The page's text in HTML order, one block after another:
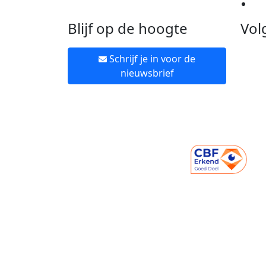
Blijf op de hoogte
Schrijf je in voor de
nieuwsbrief